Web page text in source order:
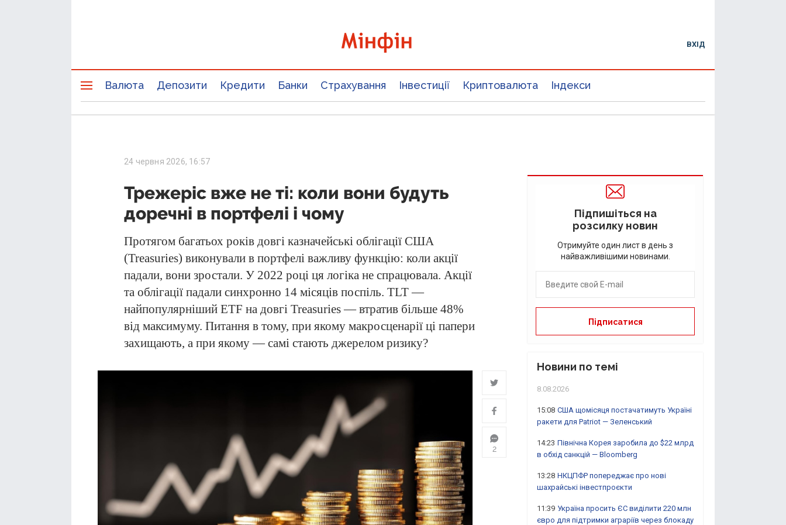
ВХІД
Валюта Депозити Кредити Банки Страхування Інвестиції Криптовалюта Індекси
24 червня 2026, 16:57
Трежеріс вже не ті: коли вони будуть
доречні в портфелі і чому
Протягом багатьох років довгі казначейські облігації США
(Treasuries) виконували в портфелі важливу функцію: коли акції
падали, вони зростали. У 2022 році ця логіка не спрацювала. Акції
та облігації падали синхронно 14 місяців поспіль. TLT —
найпопулярніший ETF на довгі Treasuries — втратив більше 48%
від максимуму. Питання в тому, при якому макросценарії ці папери
захищають, а при якому — самі стають джерелом ризику?
2
Підпишіться на
розсилку новин
Отримуйте один лист в день з
найважливішими новинами.
Новини по темі
8.08.2026
15:08 США щомісяця постачатимуть Україні
ракети для Patriot — Зеленський
14:23 Північна Корея заробила до $22 млрд
в обхід санкцій — Bloomberg
13:28 НКЦПФР попереджає про нові
шахрайські інвестпроєкти
11:39 Україна просить ЄС виділити 220 млн
євро для підтримки аграріїв через блокаду